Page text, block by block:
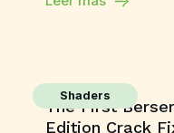
Shaders
The First
Edition Crack